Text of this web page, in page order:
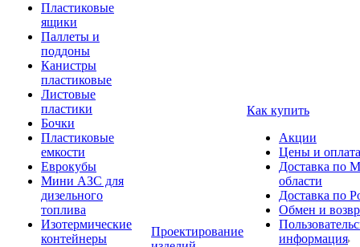
Пластиковые
ящики
Паллеты и
поддоны
Канистры
пластиковые
Листовые
пластики
Бочки
Пластиковые
емкости
Еврокубы
Мини АЗС для
дизельного
топлива
Изотермические
контейнеры
Проектирование
Как купить
Акции
Цены и оплата
Доставка по
области
Доставка по
Обмен и
информация